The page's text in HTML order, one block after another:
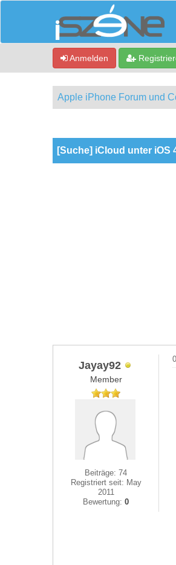
Anmelden
Apple iPhone Forum und
[Suche] iCloud unter iOS
Jayay92
Member
Beiträge: 74
Registriert seit: May
2011
Bewertung:0